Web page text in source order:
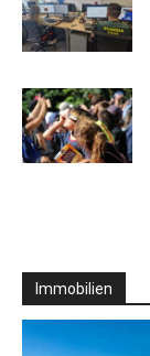
Immobilien